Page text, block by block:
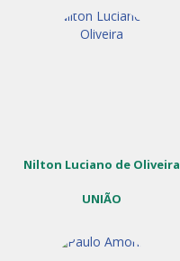
Nilton Luciano de Oliveira
UNIÃO